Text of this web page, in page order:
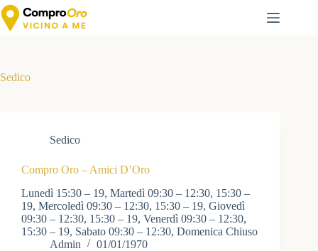
Salta
al
contenuto
Sedico
Sedico
Compro Oro – Amici D’Oro
Lunedì 15:30 – 19, Martedì 09:30 – 12:30, 15:30 –
19, Mercoledì 09:30 – 12:30, 15:30 – 19, Giovedì
09:30 – 12:30, 15:30 – 19, Venerdì 09:30 – 12:30,
15:30 – 19, Sabato 09:30 – 12:30, Domenica Chiuso
Admin
01/01/1970